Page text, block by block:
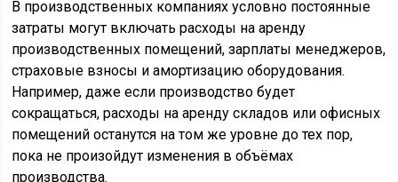
В производственных компаниях условно постоянные
затраты могут включать расходы на аренду
производственных помещений, зарплаты менеджеров,
страховые взносы и амортизацию оборудования.
Например, даже если производство будет
сокращаться, расходы на аренду складов или офисных
помещений останутся на том же уровне до тех пор,
пока не произойдут изменения в объёмах
производства.